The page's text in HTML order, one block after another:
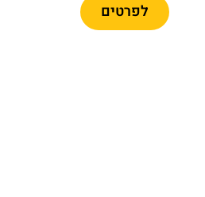
לפרטים